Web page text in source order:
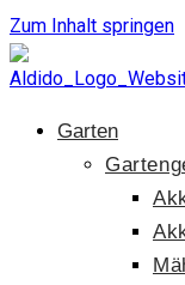
Zum Inhalt springen
Garten